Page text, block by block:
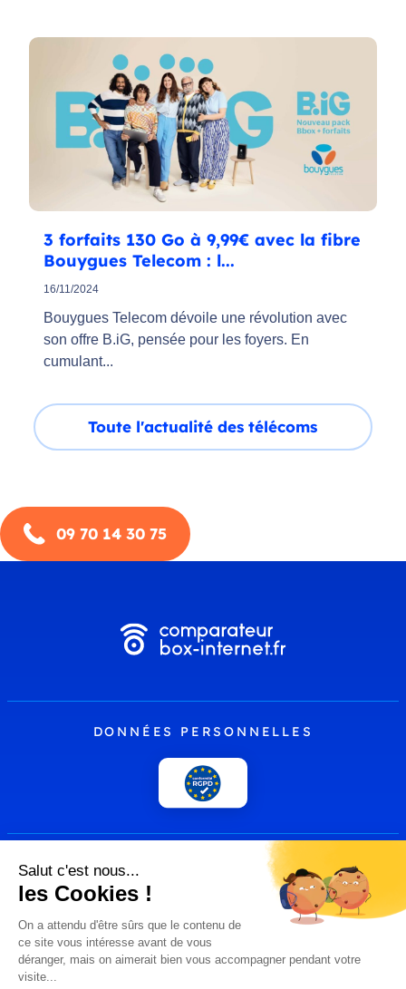
3 forfaits 130 Go à 9,99€ avec la fibre
Bouygues Telecom : l...
16/11/2024
Bouygues Telecom dévoile une révolution avec
son offre B.iG, pensée pour les foyers. En
cumulant...
Toute l'actualité des télécoms
09 70 14 30 75
DONNÉES PERSONNELLES
comparateur-box-
Hoptelecom